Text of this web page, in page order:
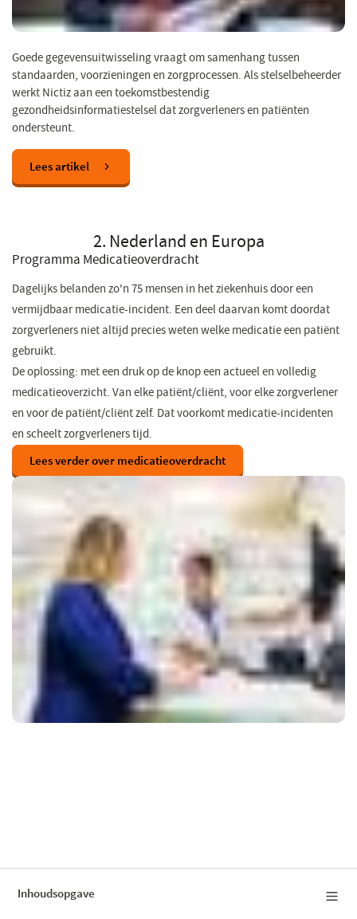
Inhoudsopgave
Goede gegevensuitwisseling vraagt om samenhang tussen
standaarden, voorzieningen en zorgprocessen. Als stelselbeheerder
werkt Nictiz aan een toekomstbestendig
gezondheidsinformatiestelsel dat zorgverleners en patiënten
ondersteunt.
Lees artikel
2. Nederland en Europa
Programma Medicatieoverdracht
Dagelijks belanden zo'n 75 mensen in het ziekenhuis door een
vermijdbaar medicatie-incident. Een deel daarvan komt doordat
zorgverleners niet altijd precies weten welke medicatie een patiënt
gebruikt.
De oplossing: met een druk op de knop een actueel en volledig
medicatieoverzicht. Van elke patiënt/cliënt, voor elke zorgverlener
en voor de patiënt/cliënt zelf. Dat voorkomt medicatie-incidenten
en scheelt zorgverleners tijd.
Lees verder over medicatieoverdracht